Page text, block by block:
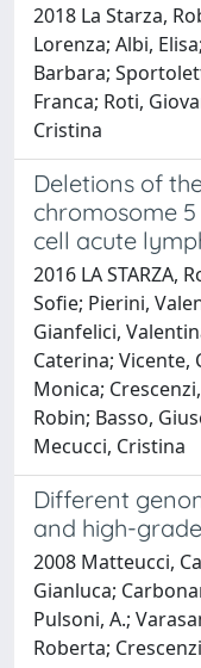
2018 La Starza,
Lorenza; Albi,
Barbara;
Franca; Roti,
Cristina
Deletions of
chromosome
cell acute
2016 LA STARZA,
Sofie; Pierini,
Gianfelici,
Caterina; Vicente,
Monica;
Robin; Basso,
Mecucci, Cristina
Different
and high-
2008 Matteucci,
Gianluca;
Pulsoni, A.;
Roberta;